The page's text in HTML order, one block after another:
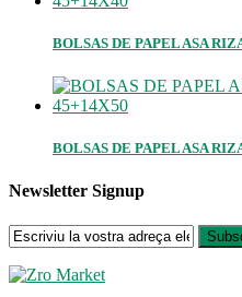
BOLSAS DE PAPEL ASA
BOLSAS DE PAPEL ASA
Newsletter Signup